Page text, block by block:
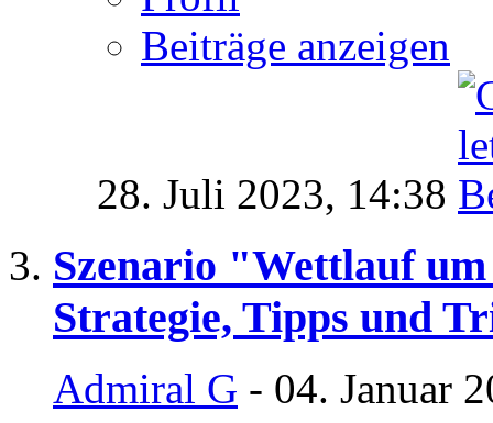
Beiträge anzeigen
28. Juli 2023, 14:38
Szenario "Wettlauf
Strategie, Tipps und
Admiral G - 04. Januar